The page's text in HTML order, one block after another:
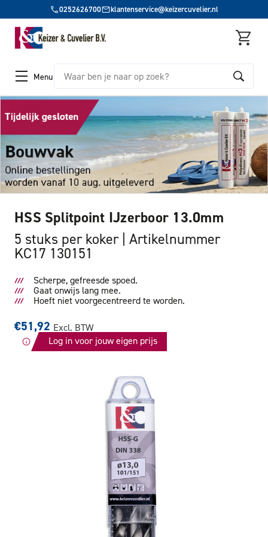
0252626700 klantenservice@keizercuvelier.nl
Menu Zoeken
HSS Splitpoint IJzerboor 13.0mm
5 stuks per koker Artikelnummer
KC17 130151
Scherpe, gefreesde spoed.
Gaat onwijs lang mee.
Hoeft niet voorgecentreerd te worden.
€51,92 Excl. BTW
Log in voor jouw eigen prijs